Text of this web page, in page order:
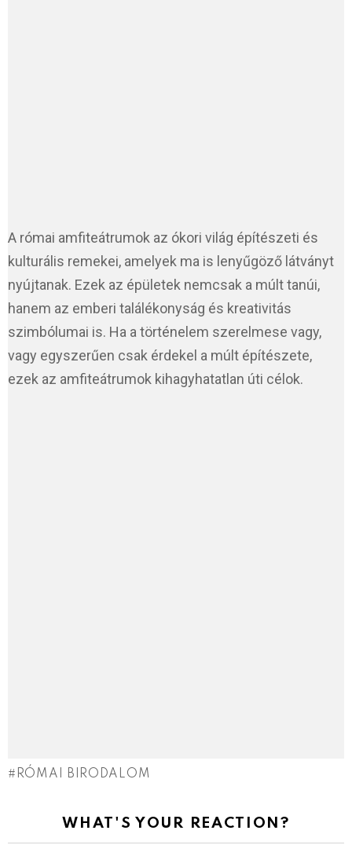
A római amfiteátrumok az ókori világ építészeti és
kulturális remekei, amelyek ma is lenyűgöző látványt
nyújtanak. Ezek az épületek nemcsak a múlt tanúi,
hanem az emberi találékonyság és kreativitás
szimbólumai is. Ha a történelem szerelmese vagy,
vagy egyszerűen csak érdekel a múlt építészete,
ezek az amfiteátrumok kihagyhatatlan úti célok.
RÓMAI BIRODALOM
WHAT'S YOUR REACTION?